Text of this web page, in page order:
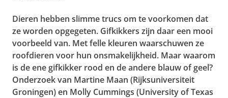
Dieren hebben slimme trucs om te voorkomen dat
ze worden opgegeten. Gifkikkers zijn daar een mooi
voorbeeld van. Met felle kleuren waarschuwen ze
roofdieren voor hun onsmakelijkheid. Maar waarom
is de ene gifkikker rood en de andere blauw of geel?
Onderzoek van Martine Maan (Rijksuniversiteit
Groningen) en Molly Cummings (University of Texas